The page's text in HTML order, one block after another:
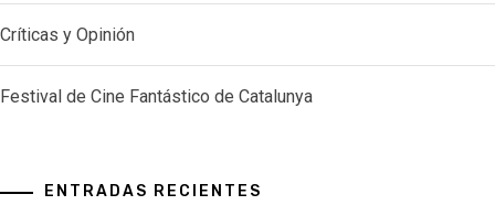
Críticas y Opinión
Festival de Cine Fantástico de Catalunya
ENTRADAS RECIENTES